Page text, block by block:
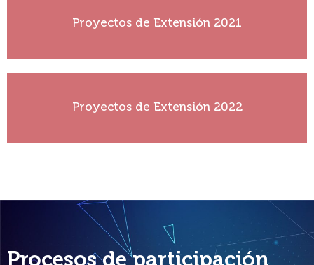
Proyectos de Extensión 2021
Ver más
Proyectos de Extensión 2022
Ver más